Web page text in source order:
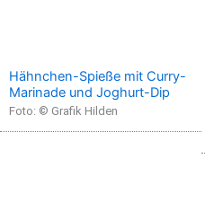
Hähnchen-Spieße mit Curry-
Marinade und Joghurt-Dip
Foto: © Grafik Hilden